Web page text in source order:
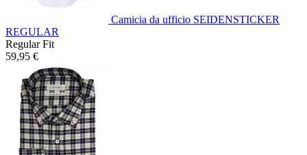
Camicia da ufficio SEIDENSTICKER
REGULAR
Regular Fit
59,95 €